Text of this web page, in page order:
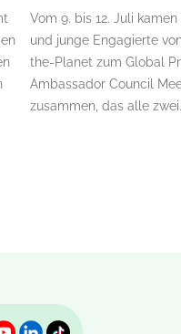
Vom 9. bis 12. Juli
und junge Engagierte
the-Planet zum Global
Ambassador Council
zusammen, das alle